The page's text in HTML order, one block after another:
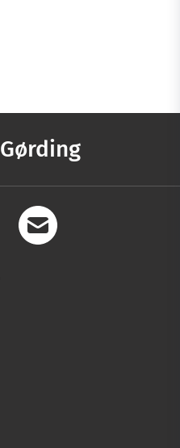
Gørding